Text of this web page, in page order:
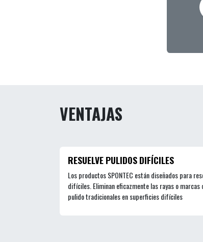
VENTAJAS
RESUELVE PULIDOS DIFÍCILES
Los productos SPONTEC están diseñados para
difíciles. Eliminan eficazmente las rayas o
pulido tradicionales en superficies difíciles